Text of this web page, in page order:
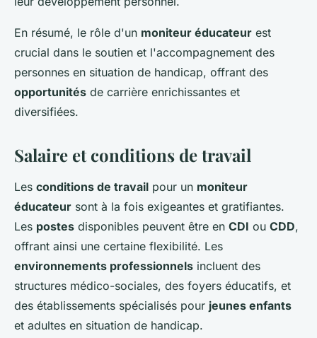
En résumé, le rôle d'un moniteur éducateur est
crucial dans le soutien et l'accompagnement des
personnes en situation de handicap, offrant des
opportunités de carrière enrichissantes et
diversifiées.
Salaire et conditions de travail
Les conditions de travail pour un moniteur
éducateur sont à la fois exigeantes et gratifiantes.
Les postes disponibles peuvent être en CDI ou CDD,
offrant ainsi une certaine flexibilité. Les
environnements professionnels incluent des
structures médico-sociales, des foyers éducatifs, et
des établissements spécialisés pour jeunes enfants
et adultes en situation de handicap.